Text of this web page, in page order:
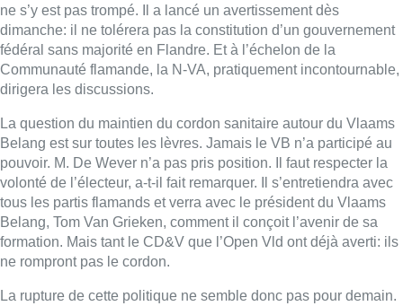
ne s’y est pas trompé. Il a lancé un avertissement dès
dimanche: il ne tolérera pas la constitution d’un gouvernement
fédéral sans majorité en Flandre. Et à l’échelon de la
Communauté flamande, la N-VA, pratiquement incontournable,
dirigera les discussions.
La question du maintien du cordon sanitaire autour du Vlaams
Belang est sur toutes les lèvres. Jamais le VB n’a participé au
pouvoir. M. De Wever n’a pas pris position. Il faut respecter la
volonté de l’électeur, a-t-il fait remarquer. Il s’entretiendra avec
tous les partis flamands et verra avec le président du Vlaams
Belang, Tom Van Grieken, comment il conçoit l’avenir de sa
formation. Mais tant le CD&V que l’Open Vld ont déjà averti: ils
ne rompront pas le cordon.
La rupture de cette politique ne semble donc pas pour demain.